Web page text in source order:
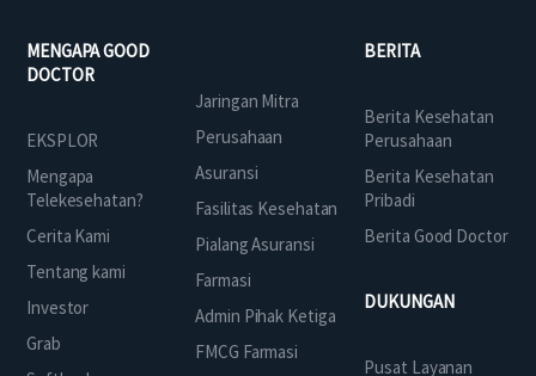
MENGAPA GOOD
DOCTOR
EKSPLOR
Mengapa
Telekesehatan?
Cerita Kami
Tentang kami
Investor
Grab
Jaringan Mitra
Perusahaan
Asuransi
Fasilitas Kesehatan
Pialang Asuransi
Farmasi
Admin Pihak Ketiga
FMCG Farmasi
BERITA
Berita Kesehatan
Perusahaan
Berita Kesehatan
Pribadi
Berita Good Doctor
DUKUNGAN
Pusat Layanan